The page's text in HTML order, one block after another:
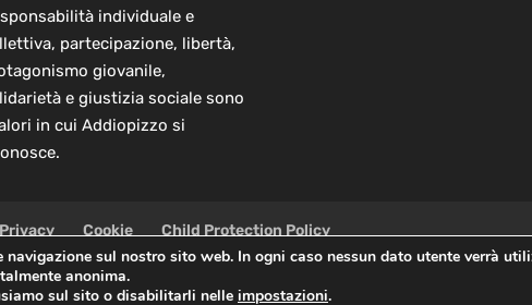
individuale e
partecipazione, libertà,
giovanile,
e giustizia sociale sono
in cui Addiopizzo si
Privacy Cookie Child Protection Policy
Centrale: via Lincoln 131, 90133 Palermo
sul nostro sito web. In ogni caso nessun dato utente verrà
anonima.
sul sito o disabilitarli nelle impostazioni.